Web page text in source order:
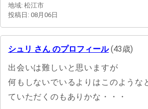
地域: 松江市
投稿日: 08月06日
シュリ さん のプロフィール(43歳)
出会いは難しいと思いますが
何もしないでいるよりはこのような
ていただくのもありかな・・・